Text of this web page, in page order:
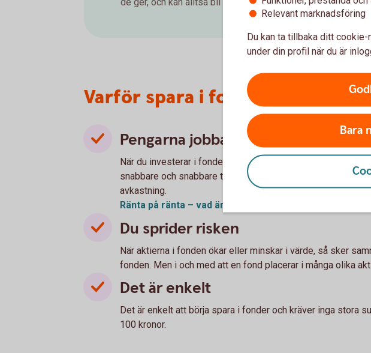
Varför spara i fonder?
Pengarna jobbar för dig
När du investerar i fonder ger du pengarna en chans att
snabbare och snabbare tack vare ränta på ränta-effekten.
avkastning.
Ränta på ränta – vad är
Du sprider risken
När aktierna i fonden ökar eller minskar i värde, så sker
fonden. Men i och med att en fond placerar i många olika
Det är enkelt
Det är enkelt att börja spara i fonder och kräver inga stora
100 kronor.
Relevant marknadsföring
Du kan ta tillbaka ditt
under din profil när du är
Bara